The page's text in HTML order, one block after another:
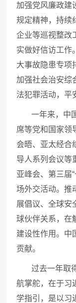
加强党风廉政建
规定精神，持续
企业等巡视整改
实做好信访工作
大事故隐患专项
加强社会治安综
法犯罪活动，平
一年来，中
席等党和国家领
会晤、亚太经合
导人系列会议等
亚峰会、第三届
场外交活动。推
展倡议、全球安
球伙伴关系，在
建设性作用。中
贡献。
过去一年取
航掌舵，在于习
学指引，是以习